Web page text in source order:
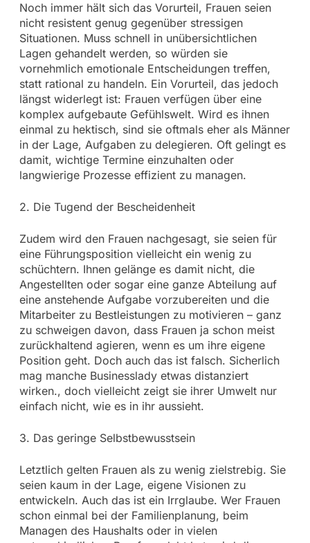
Noch immer hält sich das Vorurteil, Frauen seien
nicht resistent genug gegenüber stressigen
Situationen. Muss schnell in unübersichtlichen
Lagen gehandelt werden, so würden sie
vornehmlich emotionale Entscheidungen treffen,
statt rational zu handeln. Ein Vorurteil, das jedoch
längst widerlegt ist: Frauen verfügen über eine
komplex aufgebaute Gefühlswelt. Wird es ihnen
einmal zu hektisch, sind sie oftmals eher als Männer
in der Lage, Aufgaben zu delegieren. Oft gelingt es
damit, wichtige Termine einzuhalten oder
langwierige Prozesse effizient zu managen.
2. Die Tugend der Bescheidenheit
Zudem wird den Frauen nachgesagt, sie seien für
eine Führungsposition vielleicht ein wenig zu
schüchtern. Ihnen gelänge es damit nicht, die
Angestellten oder sogar eine ganze Abteilung auf
eine anstehende Aufgabe vorzubereiten und die
Mitarbeiter zu Bestleistungen zu motivieren – ganz
zu schweigen davon, dass Frauen ja schon meist
zurückhaltend agieren, wenn es um ihre eigene
Position geht. Doch auch das ist falsch. Sicherlich
mag manche Businesslady etwas distanziert
wirken., doch vielleicht zeigt sie ihrer Umwelt nur
einfach nicht, wie es in ihr aussieht.
3. Das geringe Selbstbewusstsein
Letztlich gelten Frauen als zu wenig zielstrebig. Sie
seien kaum in der Lage, eigene Visionen zu
entwickeln. Auch das ist ein Irrglaube. Wer Frauen
schon einmal bei der Familienplanung, beim
Managen des Haushalts oder in vielen